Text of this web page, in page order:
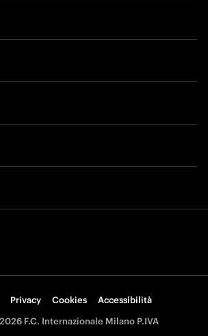
Privacy Cookies
Accessibilità
F.C. Internazionale Milano P.IVA